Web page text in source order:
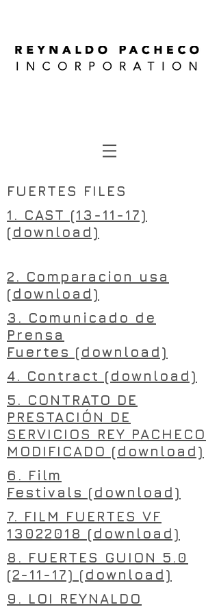
FUERTES FILES
1. CAST (13-11-17)
(download)
2. Comparacion usa
(download)
3. Comunicado de
Prensa
Fuertes (download)
4. Contract (download)
5. CONTRATO DE
PRESTACIÓN DE
SERVICIOS REY PACHECO
MODIFICADO (download)
6. Film
Festivals (download)
7. FILM FUERTES VF
13022018 (download)
8. FUERTES GUION 5.0
(2-11-17) (download)
9. LOI REYNALDO